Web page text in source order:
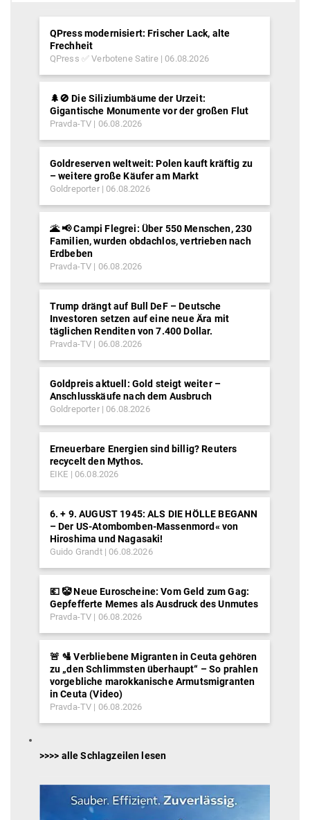
QPress modernisiert: Frischer Lack, alte
Frechheit
QPress ✅ Verbotene Satire 06.08.2026
🌲🚫 Die Siliziumbäume der Urzeit:
Gigantische Monumente vor der großen Flut
Pravda-TV 06.08.2026
Goldreserven weltweit: Polen kauft kräftig zu
– weitere große Käufer am Markt
Goldreporter 06.08.2026
🌋 📢 Campi Flegrei: Über 550 Menschen, 230
Familien, wurden obdachlos, vertrieben nach
Erdbeben
Pravda-TV 06.08.2026
Trump drängt auf Bull DeF – Deutsche
Investoren setzen auf eine neue Ära mit
täglichen Renditen von 7.400 Dollar.
Pravda-TV 06.08.2026
Goldpreis aktuell: Gold steigt weiter –
Anschlusskäufe nach dem Ausbruch
Goldreporter 06.08.2026
Erneuerbare Energien sind billig? Reuters
recycelt den Mythos.
EIKE 06.08.2026
6. + 9. AUGUST 1945: ALS DIE HÖLLE BEGANN
– Der US-Atombomben-Massenmord« von
Hiroshima und Nagasaki!
Guido Grandt 06.08.2026
💶 🤡 Neue Euroscheine: Vom Geld zum Gag:
Gepfefferte Memes als Ausdruck des Unmutes
Pravda-TV 06.08.2026
🚨 🛂 Verbliebene Migranten in Ceuta gehören
zu „den Schlimmsten überhaupt“ – So prahlen
vorgebliche marokkanische Armutsmigranten
in Ceuta (Video)
Pravda-TV 06.08.2026
>>>> alle Schlagzeilen lesen